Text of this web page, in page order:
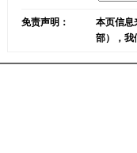
免责声明：
本页信息
部），我